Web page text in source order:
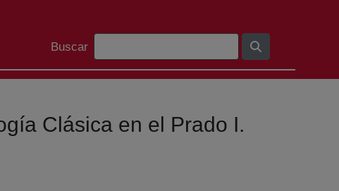
Barra de busca
Buscar
Clásica en el Prado I.